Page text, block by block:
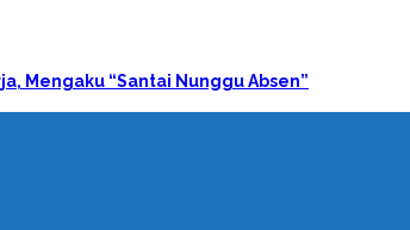
Mengaku “Santai Nunggu Absen”